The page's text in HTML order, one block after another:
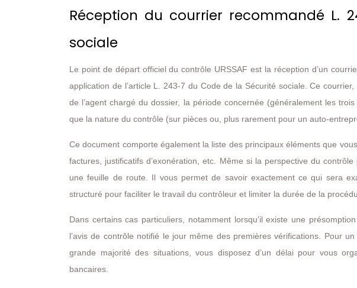
Réception du courrier recommandé L.
sociale
Le point de départ officiel du contrôle URSSAF est la réception d’un
application de l’article L. 243-7 du Code de la Sécurité sociale. Ce
de l’agent chargé du dossier, la période concernée (généralement les
que la nature du contrôle (sur pièces ou, plus rarement pour un auto-
Ce document comporte également la liste des principaux éléments que
factures, justificatifs d’exonération, etc. Même si la perspective du
une feuille de route. Il vous permet de savoir exactement ce qui sera
structuré pour faciliter le travail du contrôleur et limiter la durée de la
Dans certains cas particuliers, notamment lorsqu’il existe une
l’avis de contrôle notifié le jour même des premières vérifications. Pour
grande majorité des situations, vous disposez d’un délai pour vous
bancaires.